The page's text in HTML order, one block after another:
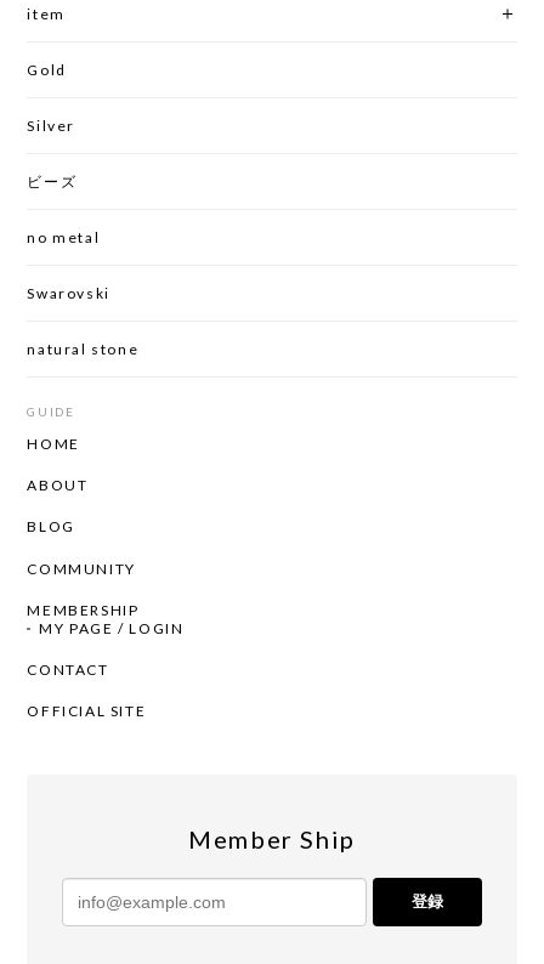
item
Gold
Silver
ビーズ
no metal
Swarovski
natural stone
GUIDE
HOME
ABOUT
BLOG
COMMUNITY
MEMBERSHIP
MY PAGE / LOGIN
CONTACT
OFFICIAL SITE
Member Ship
登録